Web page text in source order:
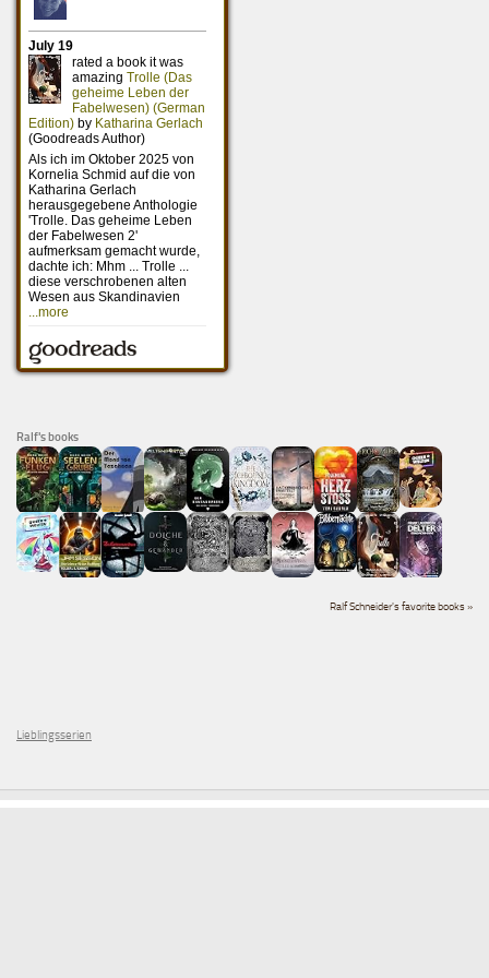
Ralf's books
Ralf Schneider's favorite books »
Lieblingsserien